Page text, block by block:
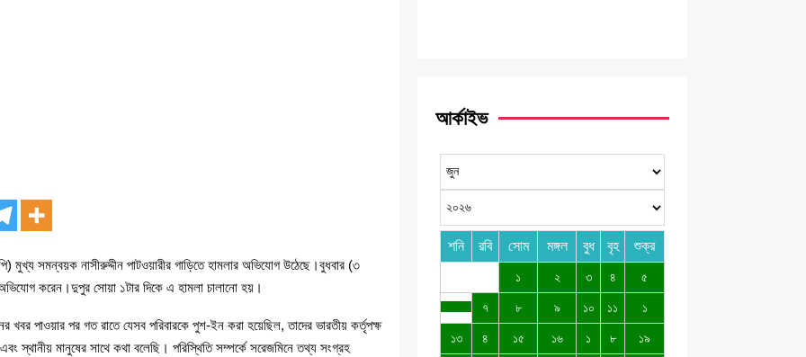
মুখ্য সমন্বয়ক নাসীরুদ্দীন পাটওয়ারীর গাড়িতে হামলার অভিযোগ উঠেছে।বুধবার (৩
করেন।দুপুর সোয়া ১টার দিকে এ হামলা চালানো হয়।
খবর পাওয়ার পর গত রাতে যেসব পরিবারকে পুশ-ইন করা হয়েছিল, তাদের ভারতীয় কর্তৃপক্ষ
স্থানীয় মানুষের সাথে কথা বলেছি। পরিস্থিতি সম্পর্কে সরেজমিনে তথ্য সংগ্রহ
আর্কাইভ
শনি রবি সোম মঙ্গল বুধ বৃহ শুক্র
১ ২ ৩ ৪ ৫
৭ ৮ ৯ ১০ ১১ ১
১৩ ৪ ১৫ ১৬ ১ ৮ ১৯